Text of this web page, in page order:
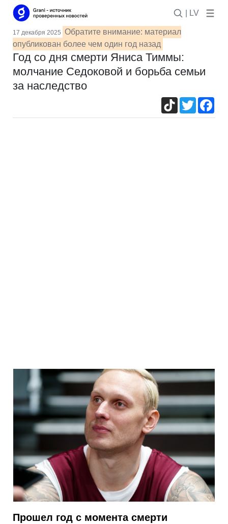
| LV
17 декабря 2025 Обратите внимание: материал
опубликован более чем один год назад
Год со дня смерти Яниса Тиммы:
молчание Седоковой и борьба семьи
за наследство
TikTokTwitter
Прошел год с момента смерти